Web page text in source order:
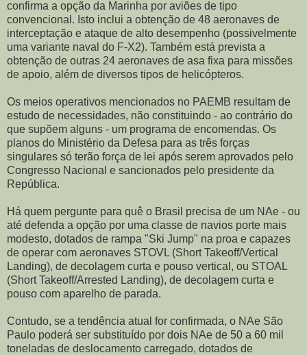
confirma a opção da Marinha por aviões de tipo
convencional. Isto inclui a obtenção de 48 aeronaves de
interceptação e ataque de alto desempenho (possivelmente
uma variante naval do F-X2). Também está prevista a
obtenção de outras 24 aeronaves de asa fixa para missões
de apoio, além de diversos tipos de helicópteros.
Os meios operativos mencionados no PAEMB resultam de
estudo de necessidades, não constituindo - ao contrário do
que supõem alguns - um programa de encomendas. Os
planos do Ministério da Defesa para as três forças
singulares só terão força de lei após serem aprovados pelo
Congresso Nacional e sancionados pelo presidente da
República.
Há quem pergunte para quê o Brasil precisa de um NAe - ou
até defenda a opção por uma classe de navios porte mais
modesto, dotados de rampa "Ski Jump" na proa e capazes
de operar com aeronaves STOVL (Short Takeoff/Vertical
Landing), de decolagem curta e pouso vertical, ou STOAL
(Short Takeoff/Arrested Landing), de decolagem curta e
pouso com aparelho de parada.
Contudo, se a tendência atual for confirmada, o NAe São
Paulo poderá ser substituído por dois NAe de 50 a 60 mil
toneladas de deslocamento carregado, dotados de